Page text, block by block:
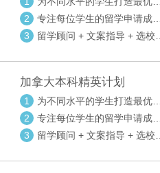
校方案
2
专注每位学生的留学申请成功
率
3
留学顾问 + 文案指导 + 选校申
加拿大本科精英计划
1
为不同水平的学生打造最优选
校方案
2
专注每位学生的留学申请成功
率
3
留学顾问 + 文案指导 + 选校申